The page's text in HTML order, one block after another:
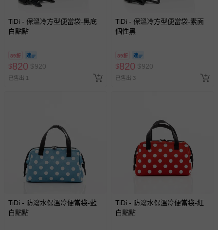
TiDi - 保溫冷方型便當袋-黑底
白點點
89折
$820 $920
已售出 1
TiDi - 保溫冷方型便當袋-素面
個性黑
89折
$820 $920
已售出 3
TiDi - 防潑水保溫冷便當袋-藍
白點點
TiDi - 防潑水保溫冷便當袋-紅
白點點